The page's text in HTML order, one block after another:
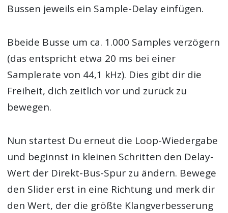
Bussen jeweils ein Sample-Delay einfügen.
Bbeide Busse um ca. 1.000 Samples verzögern
(das entspricht etwa 20 ms bei einer
Samplerate von 44,1 kHz). Dies gibt dir die
Freiheit, dich zeitlich vor und zurück zu
bewegen.
Nun startest Du erneut die Loop-Wiedergabe
und beginnst in kleinen Schritten den Delay-
Wert der Direkt-Bus-Spur zu ändern. Bewege
den Slider erst in eine Richtung und merk dir
den Wert, der die größte Klangverbesserung